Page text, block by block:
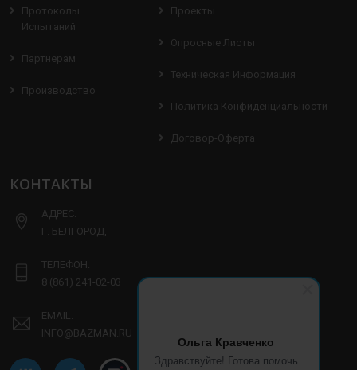
Ольга Кравченко
Здравствуйте! Готова помочь
Протоколы
Испытаний
Партнерам
Производство
Проекты
Опросные Листы
Техническая Информация
Политика Конфиденциальности
Договор-Оферта
КОНТАКТЫ
АДРЕС:
Г. БЕЛГОРОД,
ТЕЛЕФОН:
8 (861) 241-02-03
EMAIL:
INFO@BAZMAN.RU